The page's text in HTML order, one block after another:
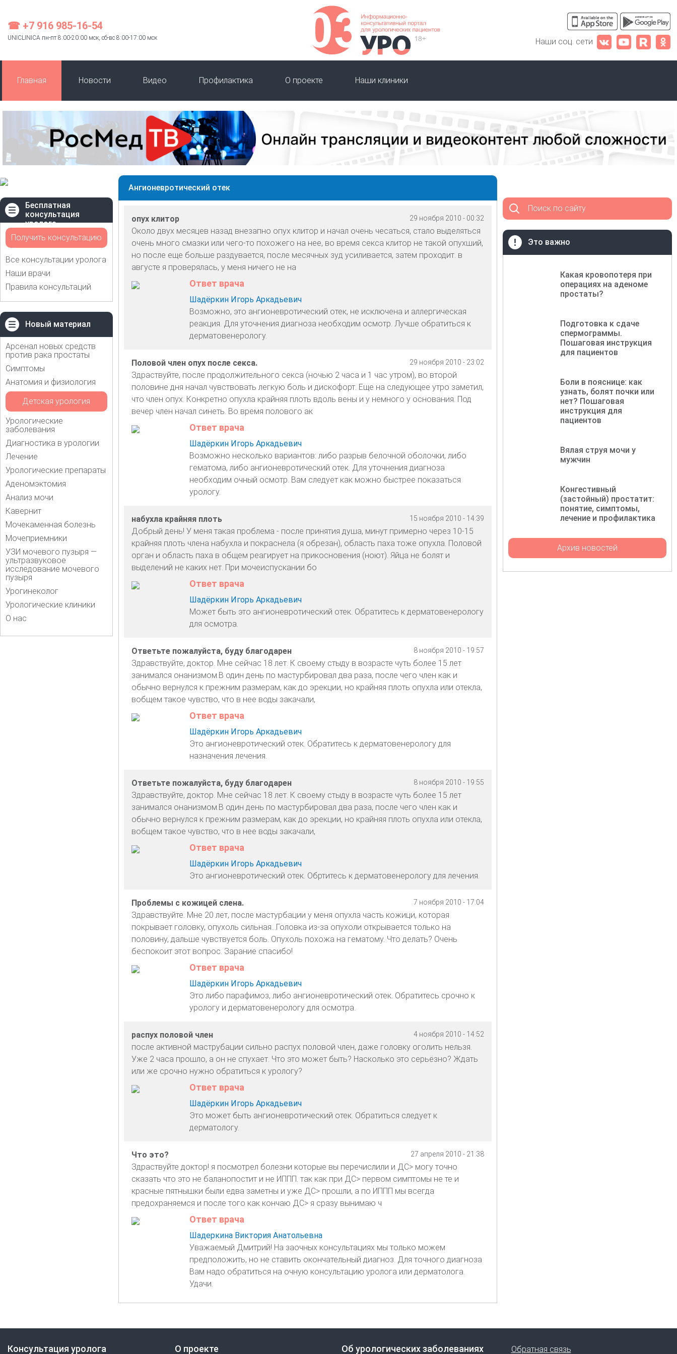
☎ +7 916 985-16-54
UNICLINICA пн-пт 8:00-20:00 мск, сб-вс 8:00-17:00 мск Наши соц. сети
Главная Новости Видео Профилактика О проекте Наши клиники
Бесплатная
консультация
уролога
Получить консультацию
Все консультации уролога
Наши врачи
Правила консультаций
Новый материал
Арсенал новых средств
против рака простаты
Симптомы
Анатомия и физиология
Детская урология
Урологические
заболевания
Диагностика в урологии
Лечение
Урологические препараты
Аденомэктомия
Анализ мочи
Кавернит
Мочекаменная болезнь
Мочеприемники
УЗИ мочевого пузыря —
ультразвуковое
исследование мочевого
пузыря
Урогинеколог
Урологические клиники
О нас
Ангионевротический отек
29 ноября 2010 - 00:32
опух клитор
Около двух месяцев назад внезапно опух клитор и начал очень чесаться, стало выделяться
очень много смазки или чего-то похожего на нее, во время секса клитор не такой опухший,
но после еще больше раздувается, после месячных зуд усиливается, затем проходит. в
августе я проверялась, у меня ничего не на
Ответ врача
Шадёркин Игорь Аркадьевич
Возможно, это ангионевротический отек, не исключена и аллергическая
реакция. Для уточнения диагноза необходим осмотр. Лучше обратиться к
дерматовенерологу.
29 ноября 2010 - 23:02
Половой член опух после секса.
Здраствуйте, после продолжительного секса (ночью 2 часа и 1 час утром), во второй
половине дня начал чувствовать легкую боль и дискофорт. Еще на следующее утро заметил,
что член опух. Конкретно опухла крайняя плоть вдоль вены и у немного у основания. Под
вечер член начал синеть. Во время полового ак
Ответ врача
Шадёркин Игорь Аркадьевич
Возможно несколько вариантов: либо разрыв белочной оболочки, либо
гематома, либо ангионевротический отек. Для уточнения диагноза
необходим очный осмотр. Вам следует как можно быстрее показаться
урологу.
15 ноября 2010 - 14:39
набухла крайняя плоть
Добрый день! У меня такая проблема - после принятия душа, минут примерно через 10-15
крайняя плоть члена набухла и покраснела (я обрезан), область паха тоже опухла. Половой
орган и область паха в общем реагирует на прикосновения (ноют). Яйца не болят и
выделений не каких нет. При мочеиспускании бо
Ответ врача
Шадёркин Игорь Аркадьевич
Может быть это ангионевротический отек. Обратитесь к дерматовенерологу
для осмотра.
8 ноября 2010 - 19:57
Ответьте пожалуйста, буду благодарен
Здравствуйте, доктор. Мне сейчас 18 лет. К своему стыду в возрасте чуть более 15 лет
занимался онанизмом.В один день по мастурбировал два раза, после чего член как и
обычно вернулся к прежним размерам, как до эрекции, но крайняя плоть опухла или отекла,
вобщем такое чувство, что в нее воды закачали,
Ответ врача
Шадёркин Игорь Аркадьевич
Это ангионевротический отек. Обратитесь к дерматовенерологу для
назначения лечения.
8 ноября 2010 - 19:55
Ответьте пожалуйста, буду благодарен
Здравствуйте, доктор. Мне сейчас 18 лет. К своему стыду в возрасте чуть более 15 лет
занимался онанизмом.В один день по мастурбировал два раза, после чего член как и
обычно вернулся к прежним размерам, как до эрекции, но крайняя плоть опухла или отекла,
вобщем такое чувство, что в нее воды закачали,
Ответ врача
Шадёркин Игорь Аркадьевич
Это ангионевротический отек. Обртитесь к дерматовенерологу для лечения.
7 ноября 2010 - 17:04
Проблемы с кожицей слена.
Здравствуйте. Мне 20 лет, после мастурбации у меня опухла часть кожици, которая
покрывает головку, опухоль сильная...Головка из-за опухоли открывается только на
половину, дальше чувствуется боль. Опухоль похожа на гематому. Что делать? Очень
беспокоит этот вопрос. Зарание спасибо!
Ответ врача
Шадёркин Игорь Аркадьевич
Это либо парафимоз, либо ангионевротический отек. Обратитесь срочно к
урологу и дерматовенерологу для осмотра.
4 ноября 2010 - 14:52
распух половой член
после активной маструбации сильно распух половой член, даже головку оголить нельзя.
Уже 2 часа прошло, а он не спухает. Что это может быть? Насколько это серьёзно? Ждать
или же срочно нужно обратиться к урологу?
Ответ врача
Шадёркин Игорь Аркадьевич
Это может быть ангионевротический отек. Обратиться следует к
дерматологу.
27 апреля 2010 - 21:38
Что это?
Здраствуйте доктор! я посмотрел болезни которые вы перечислили и ДС> могу точно
сказать что это не баланопостит и не ИППП. так как при ДС> первом симптомы не те и
красные пятнышки были едва заметны и уже ДС> прошли, а по ИППП мы всегда
предохраняемся и после того как кончаю ДС> я сразу вынимаю ч
Ответ врача
Шадеркина Виктория Анатольевна
Уважаемый Дмитрий! На заочных консультациях мы только можем
предположить, но не ставить окончательный диагноз. Для точного диагноза
Вам надо обратиться на очную консультацию уролога или дерматолога.
Удачи.
Поиск по сайту
Это важно
Какая кровопотеря при
операциях на аденоме
простаты?
Подготовка к сдаче
спермограммы.
Пошаговая инструкция
для пациентов
Боли в пояснице: как
узнать, болят почки или
нет? Пошаговая
инструкция для
пациентов
Вялая струя мочи у
мужчин
Конгестивный
(застойный) простатит:
понятие, симптомы,
лечение и профилактика
Архив новостей
Консультация уролога О проекте Об урологических заболеваниях Обратная связь